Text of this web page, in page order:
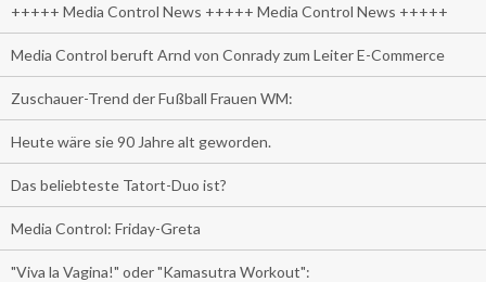
+++++ Media Control News +++++ Media Control News +++++
Media Control beruft Arnd von Conrady zum Leiter E-Commerce
Zuschauer-Trend der Fußball Frauen WM:
Heute wäre sie 90 Jahre alt geworden.
Das beliebteste Tatort-Duo ist?
Media Control: Friday-Greta
"Viva la Vagina!" oder "Kamasutra Workout":